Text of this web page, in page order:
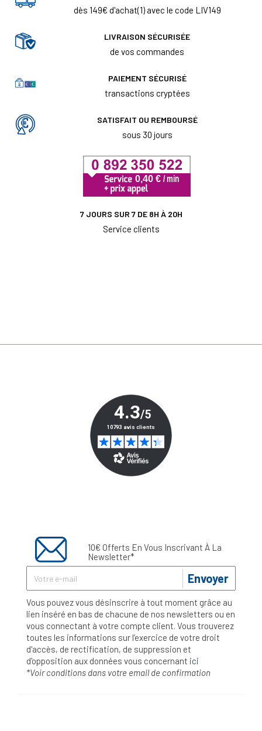
dès 149€ d'achat(1) avec le code LIV149
LIVRAISON SÉCURISÉE
de vos commandes
PAIEMENT SÉCURISÉ
transactions cryptées
SATISFAIT OU REMBOURSÉ
sous 30 jours
7 JOURS SUR 7 DE 8H À 20H
Service clients
10€ Offerts En Vous Inscrivant À La
Newsletter*
Envoyer
Vous pouvez vous désinscrire à tout moment grâce au
lien inséré en bas de chacune de nos newsletters ou en
vous connectant à votre compte client. Vous trouverez
toutes les informations sur l’exercice de votre droit
d'accès, de rectification, de suppression et
d'opposition aux données vous concernant ici
*Voir conditions dans votre email de confirmation